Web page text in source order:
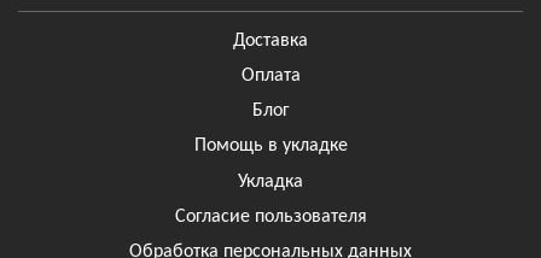
Доставка
Оплата
Блог
Помощь в укладке
Укладка
Согласие пользователя
Обработка персональных данных